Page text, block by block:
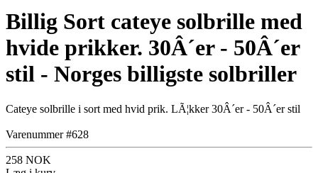
Billig Sort cateye solbrille med
hvide prikker. 30Â´er - 50Â´er
stil - Norges billigste solbriller
Cateye solbrille i sort med hvid prik. LÃ¦kker 30Â´er - 50Â´er stil
Varenummer #628
258 NOK